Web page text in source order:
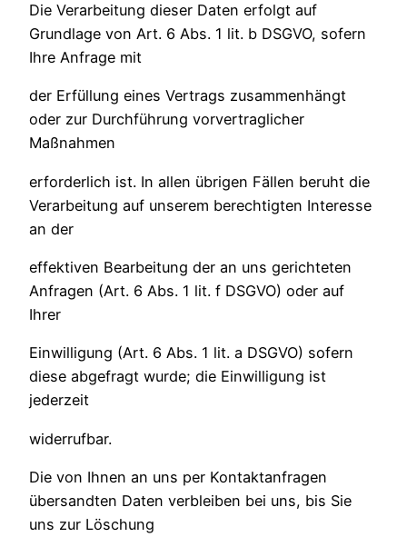
Die Verarbeitung dieser Daten erfolgt auf
Grundlage von Art. 6 Abs. 1 lit. b DSGVO, sofern
Ihre Anfrage mit
der Erfüllung eines Vertrags zusammenhängt
oder zur Durchführung vorvertraglicher
Maßnahmen
erforderlich ist. In allen übrigen Fällen beruht die
Verarbeitung auf unserem berechtigten Interesse
an der
effektiven Bearbeitung der an uns gerichteten
Anfragen (Art. 6 Abs. 1 lit. f DSGVO) oder auf
Ihrer
Einwilligung (Art. 6 Abs. 1 lit. a DSGVO) sofern
diese abgefragt wurde; die Einwilligung ist
jederzeit
widerrufbar.
Die von Ihnen an uns per Kontaktanfragen
übersandten Daten verbleiben bei uns, bis Sie
uns zur Löschung